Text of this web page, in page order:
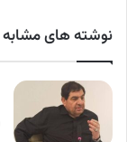
نوشته های مشابه